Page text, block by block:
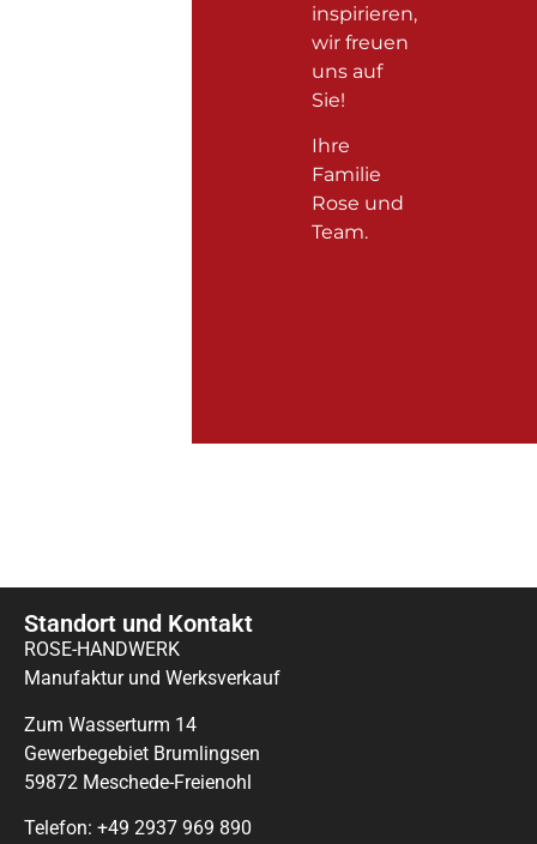
inspirieren,
wir freuen
uns auf
Sie!
Ihre
Familie
Rose und
Team.
Standort und Kontakt
ROSE-HANDWERK
Manufaktur und Werksverkauf
Zum Wasserturm 14
Gewerbegebiet Brumlingsen
59872 Meschede-Freienohl
Telefon: +49 2937 969 890